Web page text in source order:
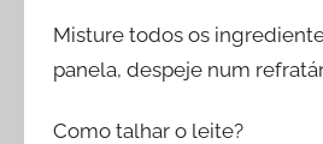
Misture todos os
panela, despeje num
Como talhar o leite?